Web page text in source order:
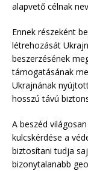
alapvető célnak
Ennek részeként
létrehozását
beszerzésének
támogatásának
Ukrajnának
hosszú távú
A beszéd
kulcskérdése a
biztosítani tudja
bizonytalanabb